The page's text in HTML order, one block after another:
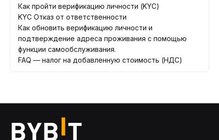
Как пройти верификацию личности (KYC)
KYC Отказ от ответственности
Как обновить верификацию личности и
подтверждение адреса проживания c помощью
функции самообслуживания.
FAQ — налог на добавленную стоимость (НДС)